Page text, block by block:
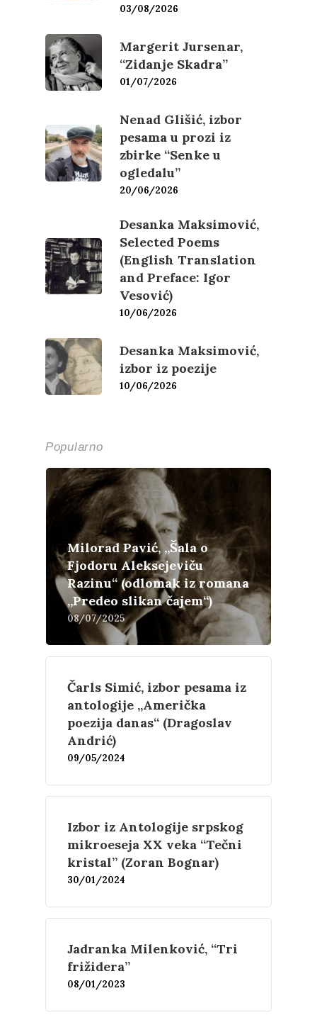
03/08/2026
Margerit Jursenar,
“Zidanje Skadra”
01/07/2026
Nenad Glišić, izbor
pesama u prozi iz
zbirke “Senke u
ogledalu”
20/06/2026
Desanka Maksimović,
Selected Poems
(English Translation
and Preface: Igor
Vesović)
10/06/2026
Desanka Maksimović,
izbor iz poezije
10/06/2026
Popularno
Milorad Pavić, „Šala o
Fjodoru Aleksejeviču
Razinu“ (odlomak iz romana
„Predeo slikan čajem“)
08/07/2025
Čarls Simić, izbor pesama iz
antologije „Američka
poezija danas“ (Dragoslav
Andrić)
09/05/2024
Izbor iz Antologije srpskog
mikroeseja XX veka “Tečni
kristal” (Zoran Bognar)
30/01/2024
Jadranka Milenković, “Tri
frižidera”
08/01/2023
Književnost
Proza
Teorija
Kritika
Umetnost